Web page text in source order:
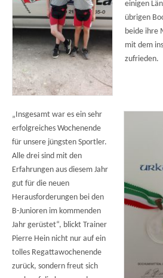
einigen
übrigen
beide ihre
mit dem
zufrieden.
„Insgesamt war es ein sehr
erfolgreiches Wochenende
für unsere jüngsten Sportler.
Alle drei sind mit den
Erfahrungen aus diesem Jahr
gut für die neuen
Herausforderungen bei den
B-Junioren im kommenden
Jahr gerüstet“, blickt Trainer
Pierre Hein nicht nur auf ein
tolles Regattawochenende
zurück, sondern freut sich